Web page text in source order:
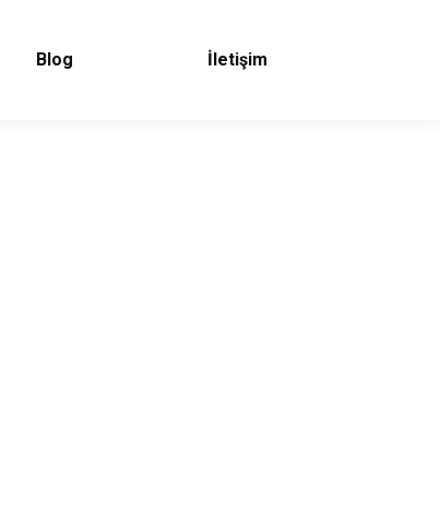
Blog İletişim